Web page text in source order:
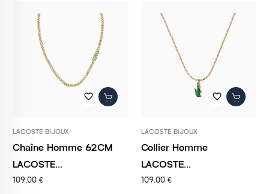
favorite_border
LACOSTE BIJOUX
Chaîne Homme 62CM
LACOSTE...
109,00 €
favorite_border
LACOSTE BIJOUX
Collier Homme
LACOSTE...
109,00 €